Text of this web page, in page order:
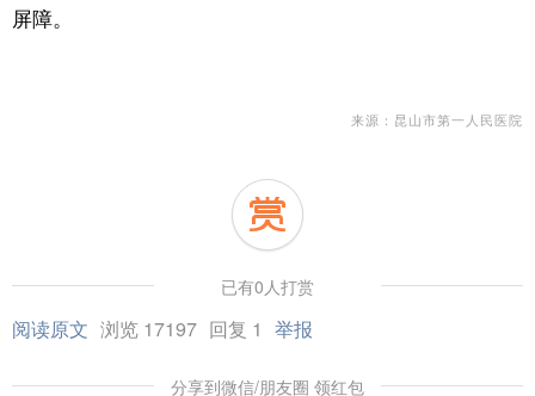
屏障。
来源：昆山市第一人民医院
已有0人打赏
阅读原文 浏览 17197 回复 1 举报
分享到微信/朋友圈 领红包